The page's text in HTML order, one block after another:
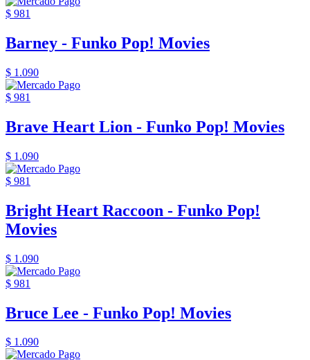
$ 981
Barney - Funko Pop! Movies
$ 1.090
$ 981
Brave Heart Lion - Funko Pop! Movies
$ 1.090
$ 981
Bright Heart Raccoon - Funko Pop!
Movies
$ 1.090
$ 981
Bruce Lee - Funko Pop! Movies
$ 1.090